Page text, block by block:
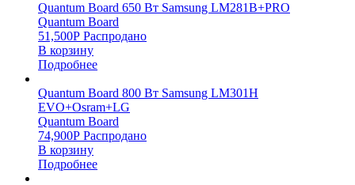
Quantum Board 650 Вт Samsung LM281B+PRO
Quantum Board
51,500Р Распродано
В корзину
Подробнее
Quantum Board 800 Вт Samsung LM301H
EVO+Osram+LG
Quantum Board
74,900Р Распродано
В корзину
Подробнее